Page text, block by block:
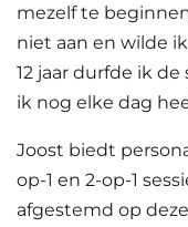
mezelf te
niet aan en wilde
12 jaar durfde ik
ik nog elke dag
Joost biedt
op-1 en 2-op-1
afgestemd op